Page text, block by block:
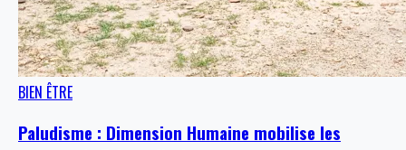
BIEN ÊTRE
Paludisme : Dimension Humaine mobilise les